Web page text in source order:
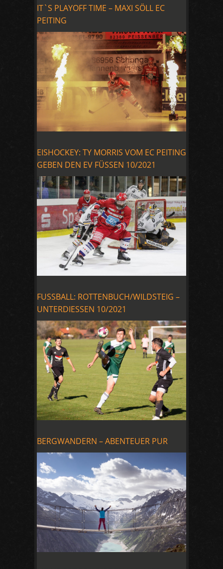
IT`S PLAYOFF TIME – MAXI SÖLL EC
PEITING
EISHOCKEY: TY MORRIS VOM EC PEITING
GEBEN DEN EV FÜSSEN 10/2021
FUSSBALL: ROTTENBUCH/WILDSTEIG –
UNTERDIESSEN 10/2021
BERGWANDERN – ABENTEUER PUR